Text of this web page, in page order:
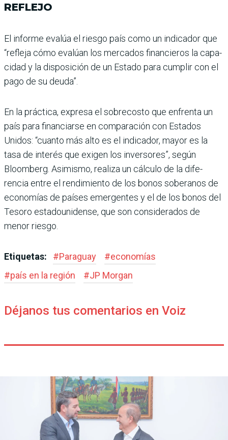
REFLEJO
El informe evalúa el riesgo país como un indicador que
“refleja cómo evalúan los mercados financieros la capa­
cidad y la disposición de un Estado para cumplir con el
pago de su deuda”.
En la práctica, expresa el sobrecosto que enfrenta un
país para financiarse en com­paración con Estados
Unidos: “cuanto más alto es el indica­dor, mayor es la
tasa de inte­rés que exigen los inversores”, según
Bloomberg. Asimismo, realiza un cálculo de la dife­
rencia entre el rendimiento de los bonos soberanos de
econo­mías de países emergentes y el de los bonos del
Tesoro esta­dounidense, que son conside­rados de
menor riesgo.
Etiquetas: #Paraguay #economías
#país en la región #JP Morgan
Déjanos tus comentarios en Voiz